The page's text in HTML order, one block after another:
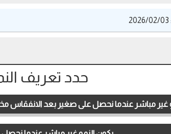
حدد تعريف
عندما نحصل على صغير بعد الانفقاس مختلف عن والديه ، و يحتاج للعديد من